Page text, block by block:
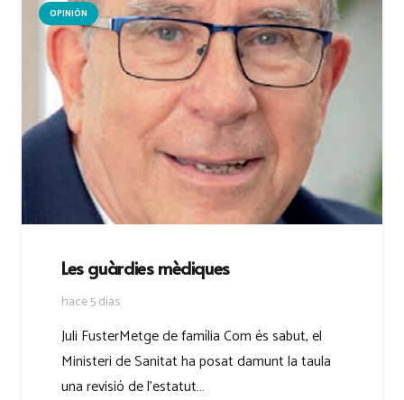
OPINIÓN
Les guàrdies mèdiques
hace 5 días
Juli FusterMetge de família Com és sabut, el
Ministeri de Sanitat ha posat damunt la taula
una revisió de l’estatut…